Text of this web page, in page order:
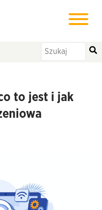
to jest i jak